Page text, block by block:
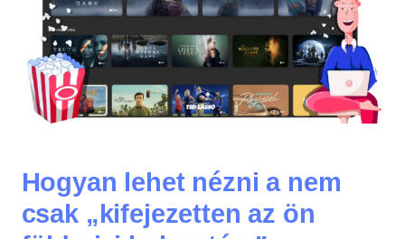
Hogyan lehet nézni a nem
csak „kifejezetten az ön